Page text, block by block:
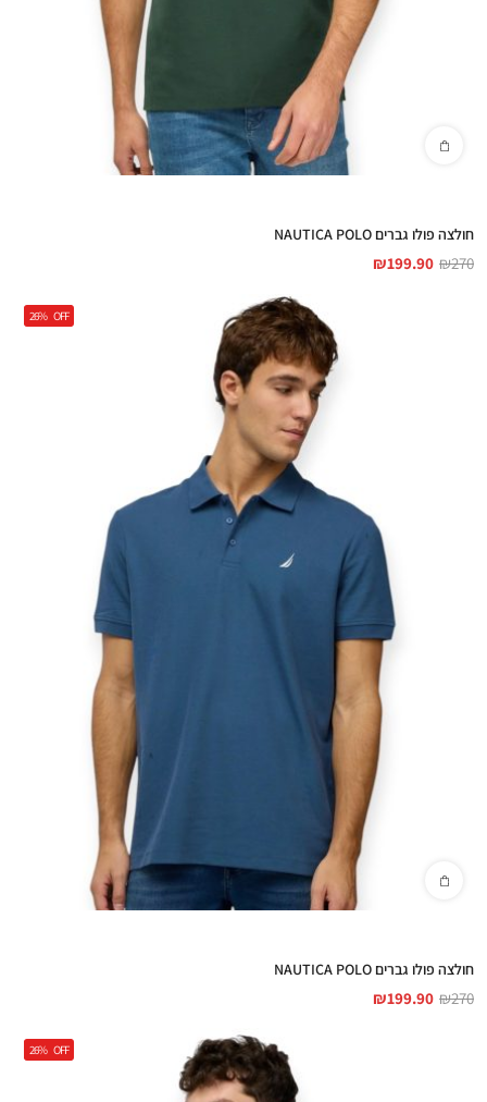
חולצה פולו גברים NAUTICA POLO
₪270
₪199.90
26% OFF
חולצה פולו גברים NAUTICA POLO
₪270
₪199.90
26% OFF